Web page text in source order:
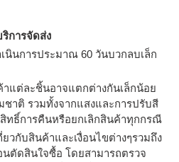
การจัดส่ง
นินการประมาณ 60 วันบวกลบเล็ก
แต่ละชิ้นอาจแตกต่างกันเล็กน้อย
ชาติ รวมทั้งจากแสงและการปรับสี
ทธิ์การคืนหรือยกเลิกสินค้าทุกกรณี
ยวกับสินค้าและเงื่อนไขต่างๆรวมถึง
ตัดสินใจซื้อ โดยสามารถตรวจ